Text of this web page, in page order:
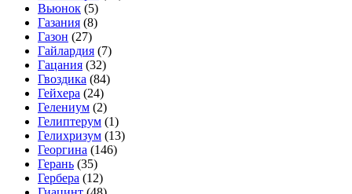
Вьюнок (5)
Газания (8)
Газон (27)
Гайлардия (7)
Гацания (32)
Гвоздика (84)
Гейхера (24)
Гелениум (2)
Гелиптерум (1)
Гелихризум (13)
Георгина (146)
Герань (35)
Гербера (12)